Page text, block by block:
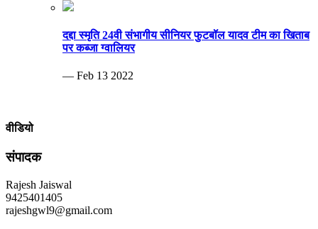
दद्दा स्मृति 24वी संभागीय सीनियर फुटबॉल यादव टीम का खिताब
पर कब्जा ग्वालियर
— Feb 13 2022
वीडियो
संपादक
Rajesh Jaiswal
9425401405
rajeshgwl9@gmail.com